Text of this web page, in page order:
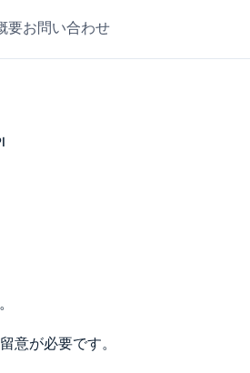
要お問い合わせ
意が必要です。